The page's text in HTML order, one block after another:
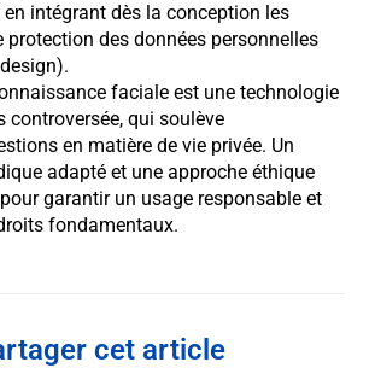
intégrant dès la conception les
protection des données personnelles
faciale est une technologie
controversée, qui soulève
en matière de vie privée. Un
adapté et une approche éthique
garantir un usage responsable et
fondamentaux.
cet article